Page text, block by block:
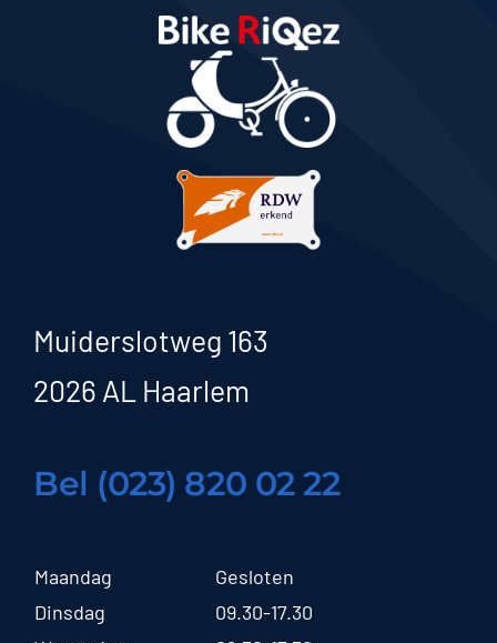
Muiderslotweg 163
2026 AL Haarlem
Bel (023) 820 02 22
Maandag
Gesloten
Dinsdag
09.30-17.30